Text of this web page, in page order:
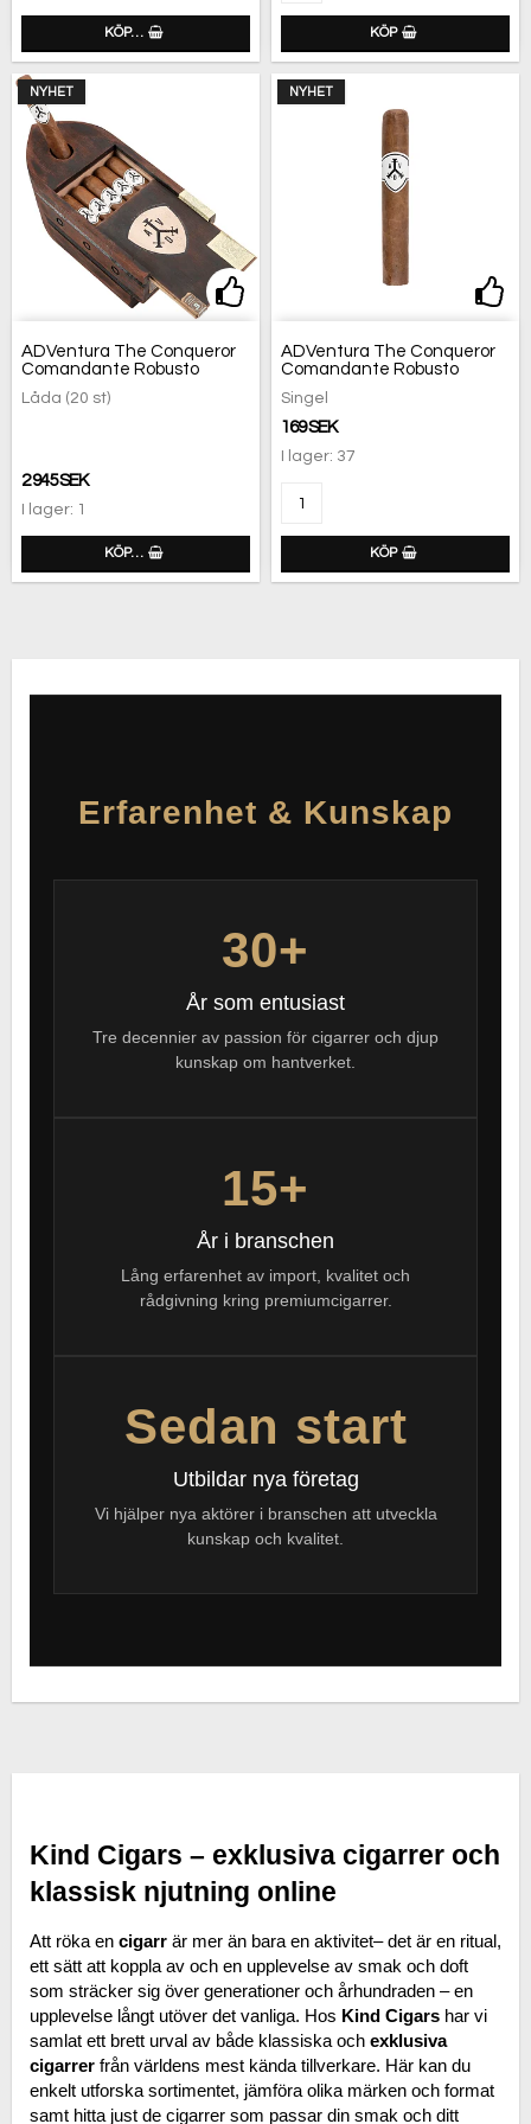
KÖP… KÖP
NYHET
Lägg till i favoritlistan
ADVentura The Conqueror
Comandante Robusto
Låda (20 st)
2 945 SEK
I lager: 1
KÖP…
NYHET
ADVentura The Conqueror
Comandante Robusto
Singel
169 SEK
I lager: 37
KÖP
Erfarenhet & Kunskap
30+
År som entusiast
Tre decennier av passion för cigarrer och djup
kunskap om hantverket.
15+
År i branschen
Lång erfarenhet av import, kvalitet och
rådgivning kring premiumcigarrer.
Sedan start
Utbildar nya företag
Vi hjälper nya aktörer i branschen att utveckla
kunskap och kvalitet.
Kind Cigars – exklusiva cigarrer och
klassisk njutning online
Att röka en cigarr är mer än bara en aktivitet– det är en ritual,
ett sätt att koppla av och en upplevelse av smak och doft
som sträcker sig över generationer och århundraden – en
upplevelse långt utöver det vanliga. Hos Kind Cigars har vi
samlat ett brett urval av både klassiska och exklusiva
cigarrer från världens mest kända tillverkare. Här kan du
enkelt utforska sortimentet, jämföra olika märken och format
samt hitta just de cigarrer som passar din smak och ditt